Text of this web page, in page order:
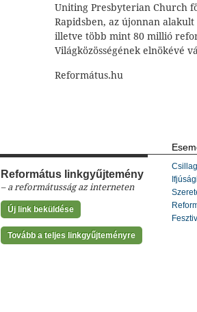
Uniting Presbyterian Church
Rapidsben, az újonnan
illetve több mint 80 millió
Világközösségének elnökévé
Református.hu
Református linkgyűjtemény
– a reformátusság az interneten
Új link beküldése
Tovább a teljes linkgyűjteményre